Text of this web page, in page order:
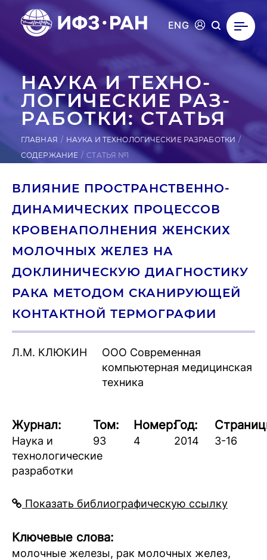
ENG
НАУКА И ТЕХ­НО­
ЛОГИ­ЧЕС­КИЕ РАЗ­
РА­БОТ­КИ: СТАТЬЯ
ГЛАВНАЯ
НАУКА И ТЕХНОЛОГИЧЕСКИЕ РАЗРАБОТКИ
СОДЕРЖАНИЕ
СТАТЬЯ №1
ВЛИЯНИЕ ПРОСТРАНСТВЕННО-
ДИНАМИЧЕСКИХ ПРОЦЕССОВ
КРОВЕНАПОЛНЕНИЯ ЖЕНСКИХ
МОЛОЧНЫХ ЖЕЛЕЗ НА
ДОКЛИНИЧЕСКУЮ ДИАГНОСТИКУ
РАКА МЕТОДОМ СКАНИРУЮЩЕЙ
КОНТАКТНОЙ ТЕРМОГРАФИИ
Л.М. КЛЮКИН
ООО Современная
компьютерная медицинская
техника
Журнал:
Наука и
технологические
разработки
Том:
93
Номер:
4
Год:
2014 3-16
Показать библиографическую ссылку
Ключевые слова:
молочные железы, рак молочных желез,